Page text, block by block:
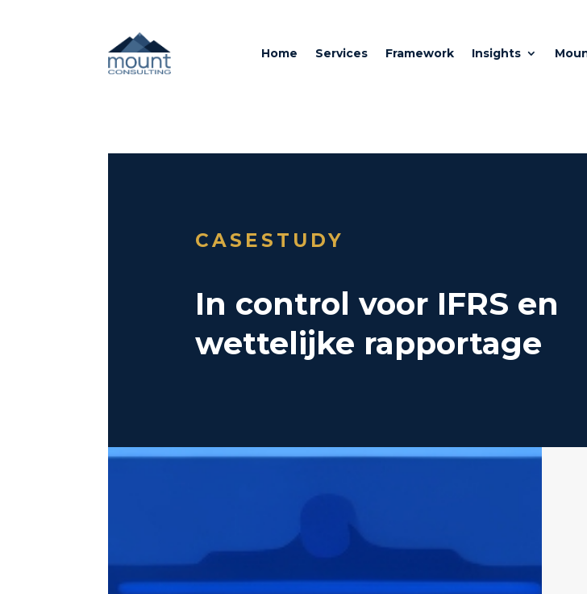
Home Services Framework Insights
CASESTUDY
In control voor IFRS en
wettelijke rapportage